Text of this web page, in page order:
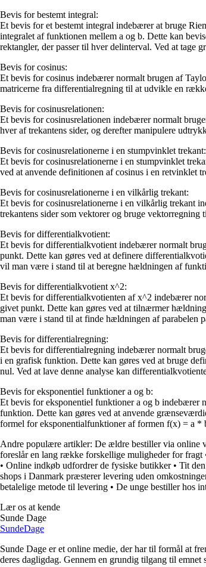
Bevis for bestemt integral:
Et bevis for et bestemt integral indebærer at bruge
integralet af funktionen mellem a og b. Dette kan
rektangler, der passer til hver delinterval. Ved at tage
Bevis for cosinus:
Et bevis for cosinus indebærer normalt brugen af
matricerne fra differentialregning til at udvikle en
Bevis for cosinusrelationen:
Et bevis for cosinusrelationen indebærer normalt
hver af trekantens sider, og derefter manipulere
Bevis for cosinusrelationerne i en stumpvinklet trekant:
Et bevis for cosinusrelationerne i en stumpvinklet
ved at anvende definitionen af cosinus i en retvinklet
Bevis for cosinusrelationerne i en vilkårlig trekant:
Et bevis for cosinusrelationerne i en vilkårlig trekant
trekantens sider som vektorer og bruge
Bevis for differentialkvotient:
Et bevis for differentialkvotient indebærer normalt
punkt. Dette kan gøres ved at definere
vil man være i stand til at beregne hældningen af
Bevis for differentialkvotient x^2:
Et bevis for differentialkvotienten af x^2 indebærer
givet punkt. Dette kan gøres ved at tilnærmer
man være i stand til at finde hældningen af parabelen
Bevis for differentialregning:
Et bevis for differentialregning indebærer normalt
i en grafisk funktion. Dette kan gøres ved at bruge
nul. Ved at lave denne analyse kan
Bevis for eksponentiel funktioner a og b:
Et bevis for eksponentiel funktioner a og b indebærer
funktion. Dette kan gøres ved at anvende
formel for eksponentialfunktioner af formen f(x) = a *
Andre populære artikler: De ældre bestiller via online
foreslår en lang række forskellige muligheder for fragt
• Online indkøb udfordrer de fysiske butikker• Tit
shops i Danmark præsterer levering uden
betalelige metode til levering • De unge bestiller hos
Lær os at kende
Sunde Dage
SundeDage
Sunde Dage er et online medie, der har til formål at
deres dagligdag. Gennem en grundig tilgang til